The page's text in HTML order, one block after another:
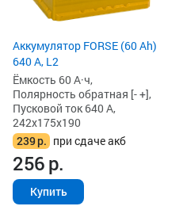
Аккумулятор FORSE (60 Ah)
640 А, L2
Ёмкость 60 А·ч,
Полярность обратная [- +],
Пусковой ток 640 А,
242x175x190
239р. при сдаче акб
256р.
Купить